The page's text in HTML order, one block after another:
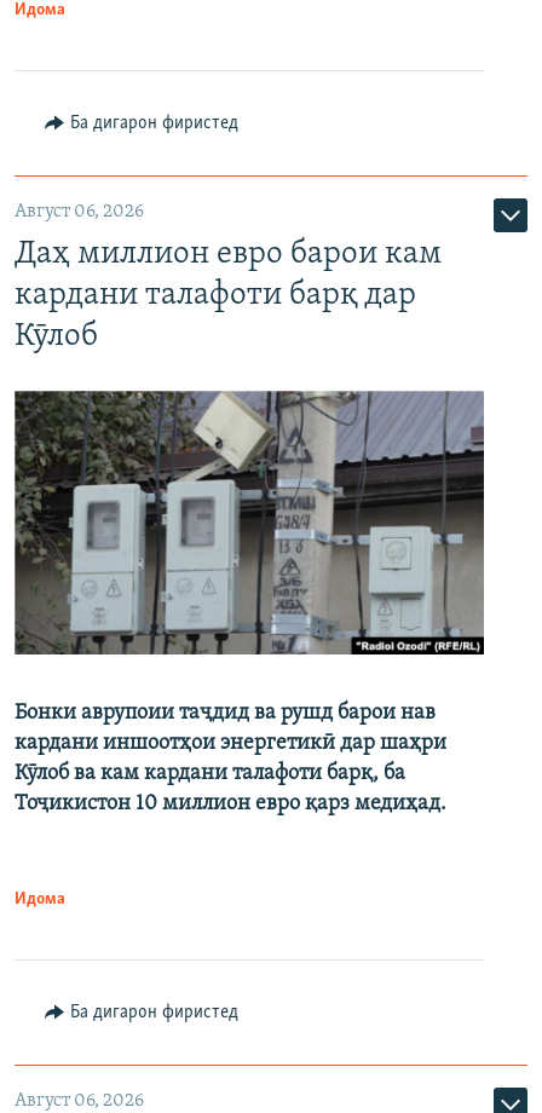
Идома
Ба дигарон фиристед
Август 06, 2026
Даҳ миллион евро барои кам
кардани талафоти барқ дар
Кӯлоб
Бонки аврупоии таҷдид ва рушд барои нав
кардани иншоотҳои энергетикӣ дар шаҳри
Кӯлоб ва кам кардани талафоти барқ, ба
Тоҷикистон 10 миллион евро қарз медиҳад.
Идома
Ба дигарон фиристед
Август 06, 2026